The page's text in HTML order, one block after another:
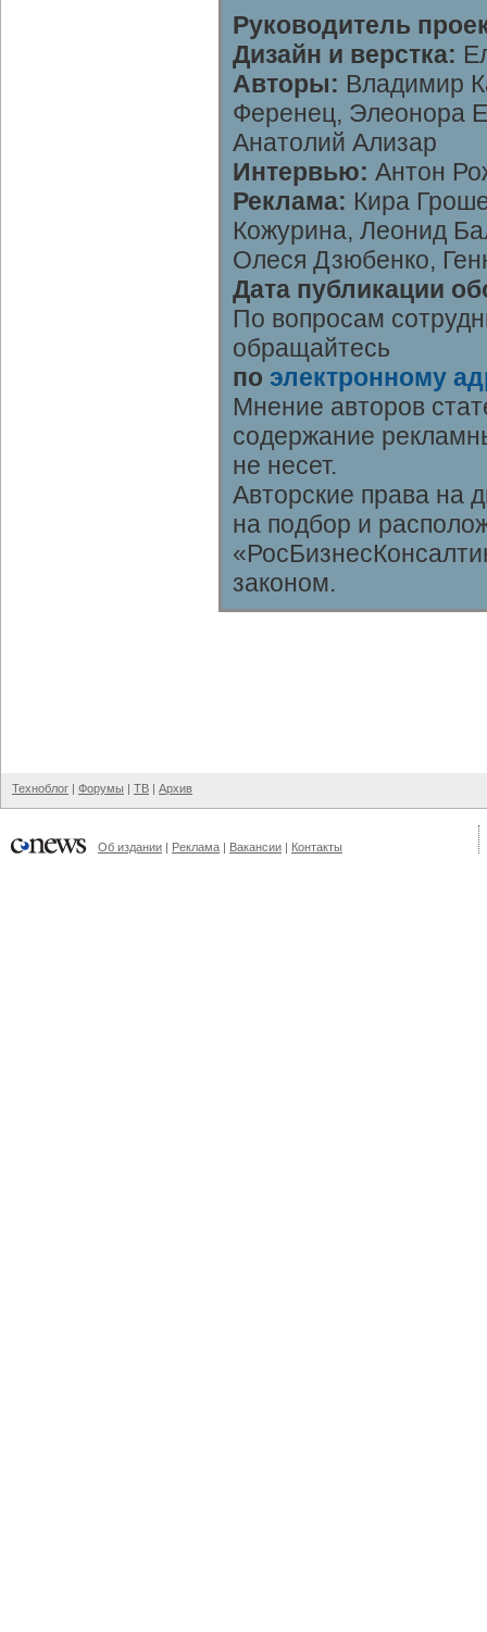
Руководитель
Дизайн и верстка:
Авторы: Владимир
Ференец, Элеонора
Анатолий Ализар
Интервью: Антон
Реклама: Кира
Кожурина, Леонид
Олеся Дзюбенко,
Дата публикации
По вопросам
обращайтесь
по электронному
Мнение авторов
содержание
не несет.
Авторские права на
на подбор и
законом.
Техноблог | Форумы | ТВ | Архив
Об издании | Реклама | Вакансии | Контакты